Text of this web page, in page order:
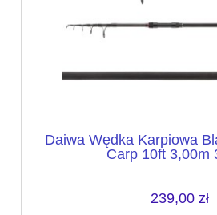
Daiwa Wędka Karpiowa
Carp 10ft 3,00m
239,00 zł